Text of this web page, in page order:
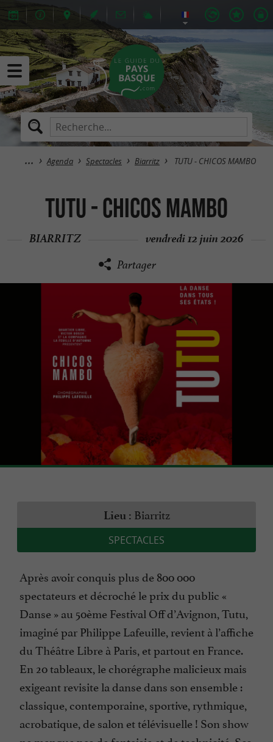
Agenda Spectacles Biarritz TUTU - CHICOS MAMBO
TUTU - CHICOS MAMBO
BIARRITZ vendredi 12 juin 2026
Partager
Lieu : Biarritz
SPECTACLES
Après avoir conquis plus de 800 000
spectateurs et décroché le prix du public «
Danse » au 50ème Festival Off d’Avignon, Tutu,
imaginé par Philippe Lafeuille, revient à l’affiche
du Théâtre Libre à Paris, et partout en France.
En 20 tableaux, le chorégraphe malicieux mais
exigeant revisite la danse dans son ensemble :
classique, contemporaine, sportive, rythmique,
acrobatique, de salon et télévisuelle ! Son show